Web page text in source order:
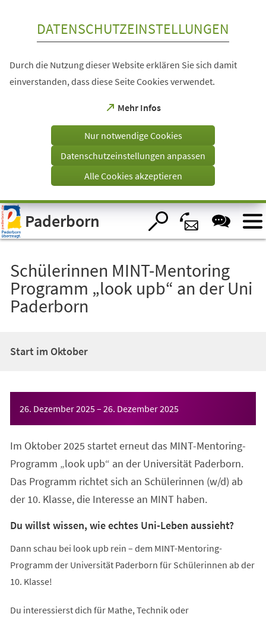
Visuelle
Assistenzsoftware
öffnen.
DATENSCHUTZEINSTELLUNGEN
Durch die Nutzung dieser Website erklären Sie sich damit
einverstanden, dass diese Seite Cookies verwendet.
Mehr Infos
(Öffnet
einem
Tab)
Nur notwendige Cookies
Datenschutzeinstellungen anpassen
Alle Cookies akzeptieren
Paderborn
Schülerinnen MINT-Mentoring
Programm „look upb“ an der Uni
Paderborn
Start im Oktober
26. Dezember 2025– 26. Dezember 2025
Im Oktober 2025 startet erneut das MINT-Mentoring-
Programm „look upb“ an der Universität Paderborn.
Das Programm richtet sich an Schülerinnen (w/d) ab
der 10. Klasse, die Interesse an MINT haben.
Du willst wissen, wie echtes Uni-Leben aussieht?
Dann schau bei look upb rein – dem MINT-Mentoring-
Programm der Universität Paderborn für Schülerinnen ab der
10. Klasse!
Du interessierst dich für Mathe, Technik oder